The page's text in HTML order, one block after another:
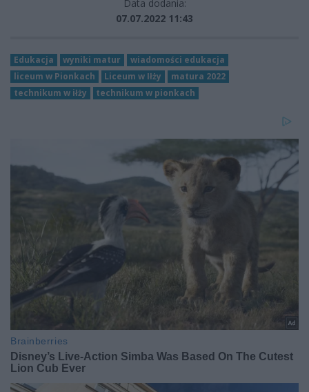
Data dodania:
07.07.2022 11:43
Edukacja wyniki matur
wiadomości edukacja
liceum w Pionkach
Liceum w Iłży
matura 2022
technikum w iłży
technikum w pionkach